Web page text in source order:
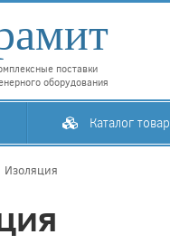
поставки
оборудования
Каталог
Изоляция